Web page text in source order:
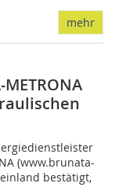
mehr
(www.brunata-
bestätigt,